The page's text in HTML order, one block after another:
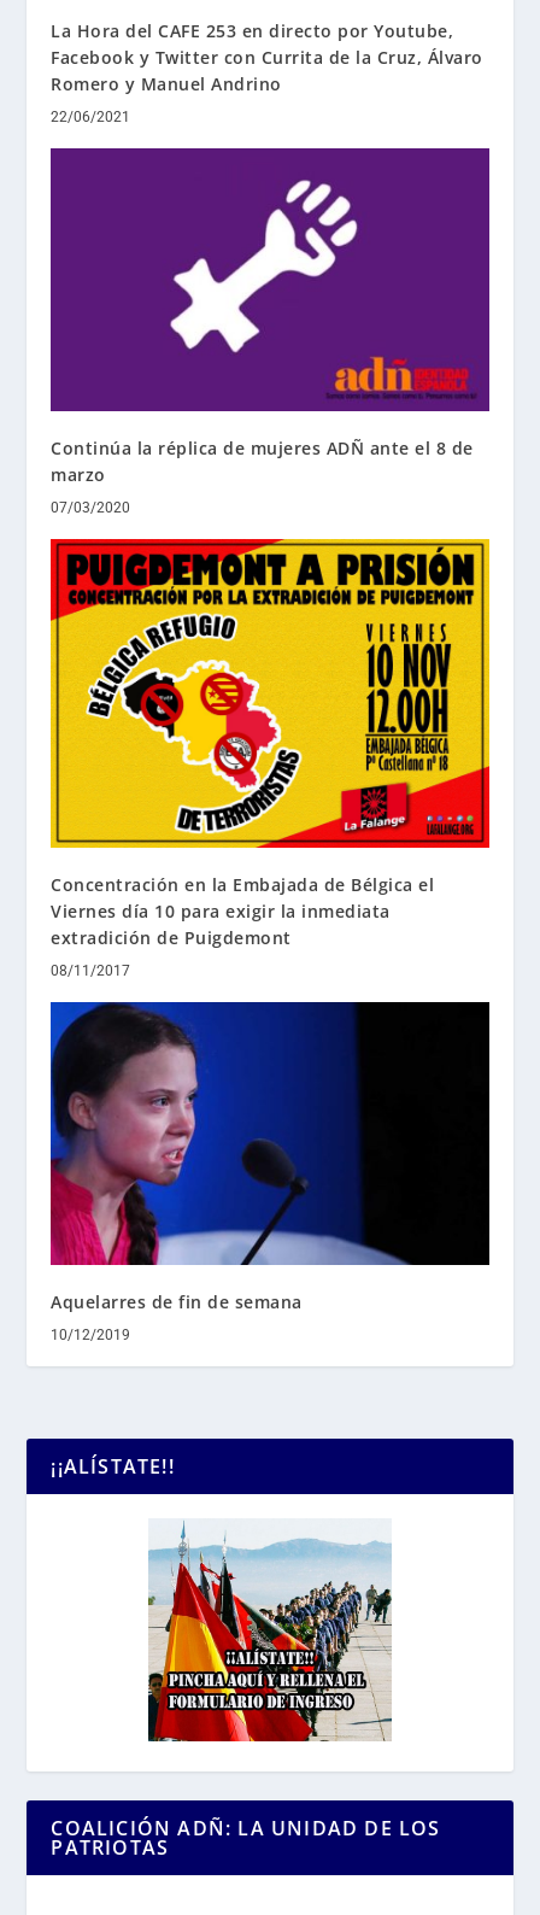
La Hora del CAFE 253 en directo por Youtube,
Facebook y Twitter con Currita de la Cruz, Álvaro
Romero y Manuel Andrino
22/06/2021
Continúa la réplica de mujeres ADÑ ante el 8 de
marzo
07/03/2020
Concentración en la Embajada de Bélgica el
Viernes día 10 para exigir la inmediata
extradición de Puigdemont
08/11/2017
Aquelarres de fin de semana
10/12/2019
¡¡ALÍSTATE!!
COALICIÓN ADÑ: LA UNIDAD DE LOS
PATRIOTAS